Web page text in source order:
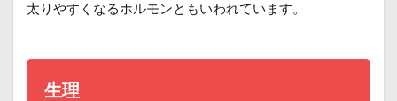
太りやすくなるホルモンともいわれています。
生理